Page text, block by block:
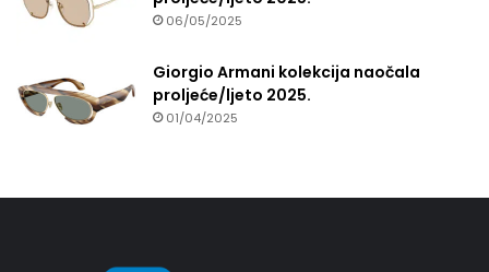
06/05/2025
Giorgio Armani kolekcija naočala
proljeće/ljeto 2025.
01/04/2025